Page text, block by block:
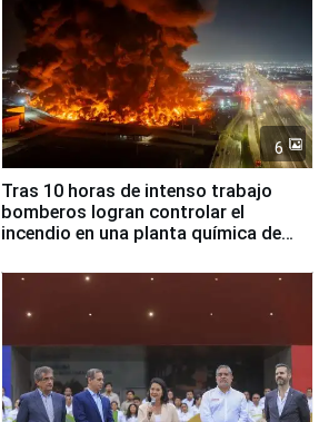
6
Tras 10 horas de intenso trabajo
bomberos logran controlar el
incendio en una planta química de